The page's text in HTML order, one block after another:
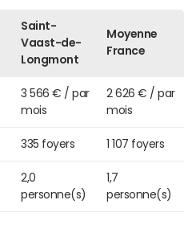
Saint-
Vaast-de-
Longmont
Moyenne
France
3 566 € / par
mois
2 626 € / par
mois
335 foyers 1 107 foyers
2,0
personne(s)
1,7
personne(s)